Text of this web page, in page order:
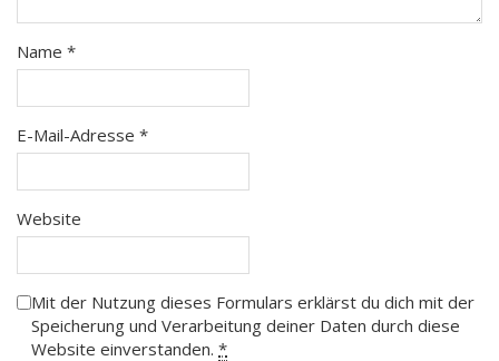
Name *
E-Mail-Adresse *
Website
Mit der Nutzung dieses Formulars erklärst du dich mit der
Speicherung und Verarbeitung deiner Daten durch diese
Website einverstanden. *